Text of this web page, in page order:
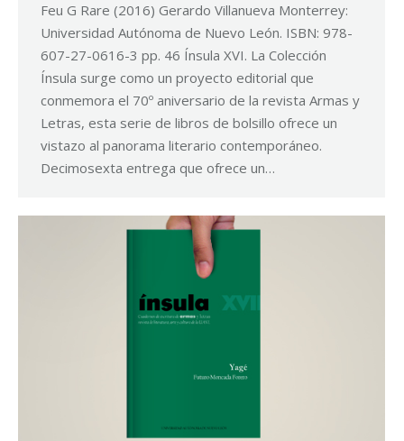
Feu G Rare (2016) Gerardo Villanueva Monterrey:
Universidad Autónoma de Nuevo León. ISBN: 978-
607-27-0616-3 pp. 46 Ínsula XVI. La Colección
Ínsula surge como un proyecto editorial que
conmemora el 70º aniversario de la revista Armas y
Letras, esta serie de libros de bolsillo ofrece un
vistazo al panorama literario contemporáneo.
Decimosexta entrega que ofrece un…